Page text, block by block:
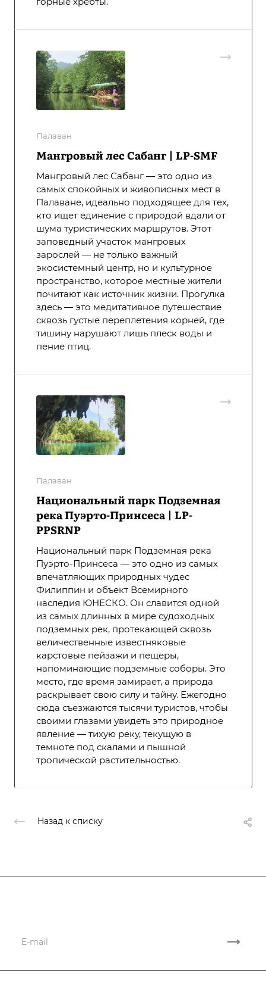
Палаван
Мангровый лес Сабанг | LP-SMF
Мангровый лес Сабанг — это одно из
самых спокойных и живописных мест в
Палаване, идеально подходящее для тех,
кто ищет единение с природой вдали от
шума туристических маршрутов. Этот
заповедный участок мангровых
зарослей — не только важный
экосистемный центр, но и культурное
пространство, которое местные жители
почитают как источник жизни. Прогулка
здесь — это медитативное путешествие
сквозь густые переплетения корней, где
тишину нарушают лишь плеск воды и
пение птиц.
Палаван
Национальный парк Подземная
река Пуэрто-Принсеса | LP-
PPSRNP
Национальный парк Подземная река
Пуэрто-Принсеса — это одно из самых
впечатляющих природных чудес
Филиппин и объект Всемирного
наследия ЮНЕСКО. Он славится одной
из самых длинных в мире судоходных
подземных рек, протекающей сквозь
величественные известняковые
карстовые пейзажи и пещеры,
напоминающие подземные соборы. Это
место, где время замирает, а природа
раскрывает свою силу и тайну. Ежегодно
сюда съезжаются тысячи туристов, чтобы
своими глазами увидеть это природное
явление — тихую реку, текущую в
темноте под скалами и пышной
тропической растительностью.
Назад к списку